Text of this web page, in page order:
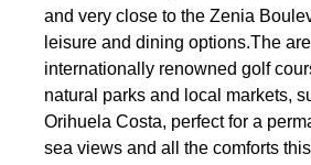
and very close to the Zenia
leisure and dining options.The
internationally renowned golf
natural parks and local markets,
Orihuela Costa, perfect for a
sea views and all the comforts